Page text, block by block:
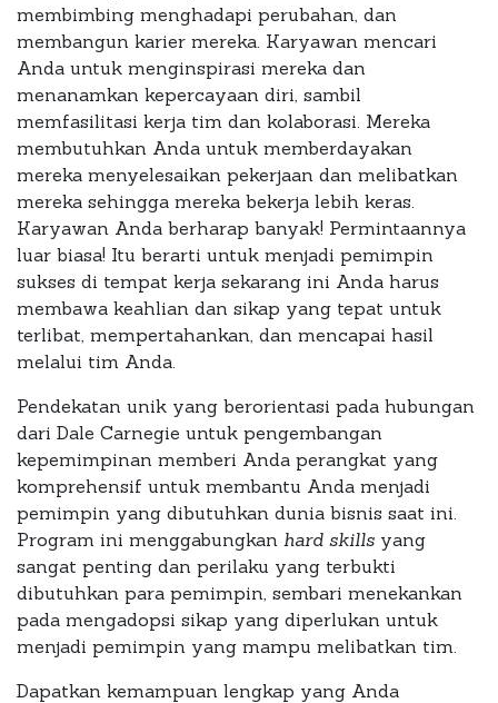
membimbing menghadapi perubahan, dan
membangun karier mereka. Karyawan mencari
Anda untuk menginspirasi mereka dan
menanamkan kepercayaan diri, sambil
memfasilitasi kerja tim dan kolaborasi. Mereka
membutuhkan Anda untuk memberdayakan
mereka menyelesaikan pekerjaan dan melibatkan
mereka sehingga mereka bekerja lebih keras.
Karyawan Anda berharap banyak! Permintaannya
luar biasa! Itu berarti untuk menjadi pemimpin
sukses di tempat kerja sekarang ini Anda harus
membawa keahlian dan sikap yang tepat untuk
terlibat, mempertahankan, dan mencapai hasil
melalui tim Anda.
Pendekatan unik yang berorientasi pada hubungan
dari Dale Carnegie untuk pengembangan
kepemimpinan memberi Anda perangkat yang
komprehensif untuk membantu Anda menjadi
pemimpin yang dibutuhkan dunia bisnis saat ini.
Program ini menggabungkan hard skills yang
sangat penting dan perilaku yang terbukti
dibutuhkan para pemimpin, sembari menekankan
pada mengadopsi sikap yang diperlukan untuk
menjadi pemimpin yang mampu melibatkan tim.
Dapatkan kemampuan lengkap yang Anda